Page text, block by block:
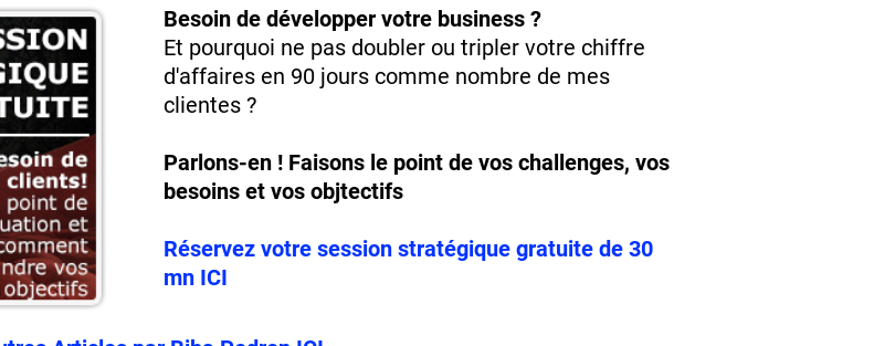
Besoin de développer votre business ?
Et pourquoi ne pas doubler ou tripler votre chiffre
d'affaires en 90 jours comme nombre de mes
clientes ?
Parlons-en ! Faisons le point de vos challenges, vos
besoins et vos objtectifs
Réservez votre session stratégique gratuite de 30
mn ICI